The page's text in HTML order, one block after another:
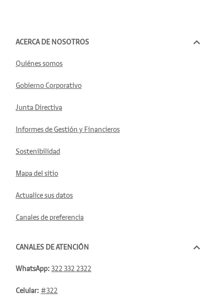
ACERCA DE NOSOTROS
Quiénes somos
Gobierno Corporativo
Junta Directiva
Informes de Gestión y Financieros
Sostenibilidad
Mapa del sitio
Actualice sus datos
Canales de preferencia
CANALES DE ATENCIÓN
WhatsApp: 322 332 2322
Celular: #322